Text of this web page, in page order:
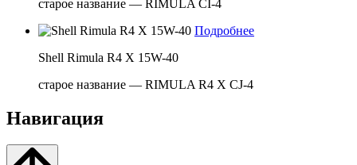
старое название — RIMULA CI-4
Подробнее
Shell Rimula R4 X 15W-40
старое название — RIMULA R4 X CJ-4
Навигация